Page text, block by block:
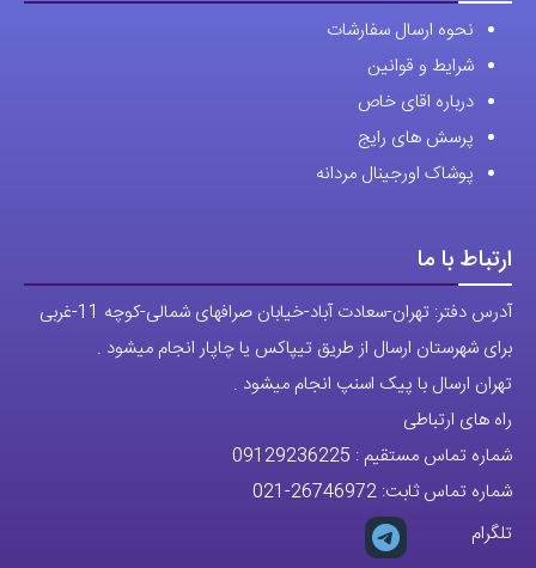
نحوه ارسال سفارشات
شرایط و قوانین
درباره اقای خاص
پرسش های رایج
پوشاک اورجینال مردانه
ارتباط با ما
آدرس دفتر: تهران-سعادت آباد-خیابان صرافهای شمالی-کوچه 11-غربی
برای شهرستان ارسال از طریق تیپاکس یا چاپار انجام میشود .
تهران ارسال با پیک اسنپ انجام میشود .
راه های ارتباطی
شماره تماس مستقیم : 09129236225
شماره تماس ثابت: 26746972
-021
تلگرام